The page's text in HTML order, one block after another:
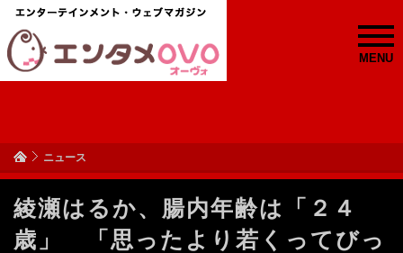
MENU
ニュース
綾瀬はるか、腸内年齢は「２４
歳」 「思ったより若くってびっ